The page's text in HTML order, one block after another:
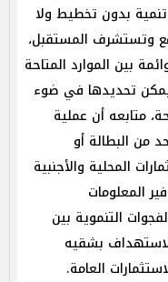
بدون تخطيط ولا
وتستشرف المستقبل،
بين الموارد المتاحة
يمكن تحديدها في ضوء
متابعه أن عملية
من البطالة أو
المحلية والأجنبية
المعلومات
التنموية بين
الاستهداف بشقيه
العامة.